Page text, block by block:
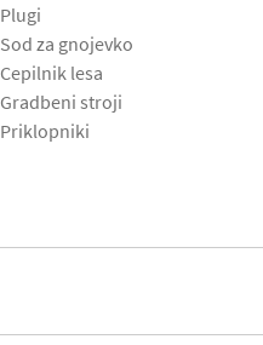
Plugi
Sod za gnojevko
Cepilnik lesa
Gradbeni stroji
Priklopniki